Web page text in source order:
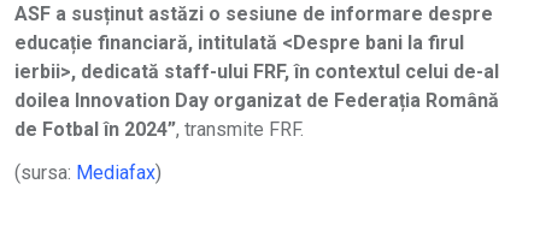
ASF a susținut astăzi o sesiune de informare despre
educație financiară, intitulată <Despre bani la firul
ierbii>, dedicată staff-ului FRF, în contextul celui de-al
doilea Innovation Day organizat de Federația Română
de Fotbal în 2024”, transmite FRF.
(sursa: Mediafax)